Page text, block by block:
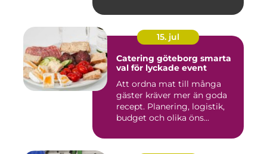
15. jul
Catering göteborg smarta
val för lyckade event
Att ordna mat till många
gäster kräver mer än goda
recept. Planering, logistik,
budget och olika öns...